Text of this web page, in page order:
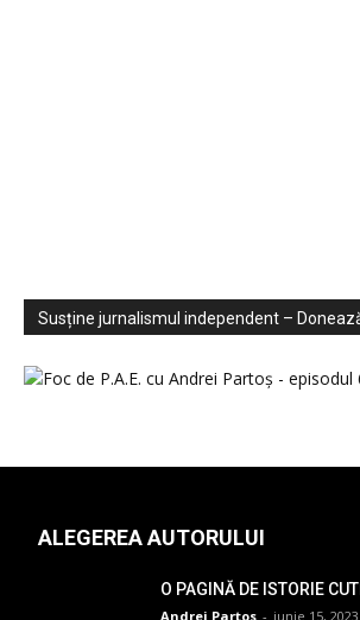
Sondaje
Video
Susține jurnalismul independent –
ALEGEREA AUTORULUI
O PAGINĂ DE ISTORIE
Andrei Partos - iunie 15, 2023